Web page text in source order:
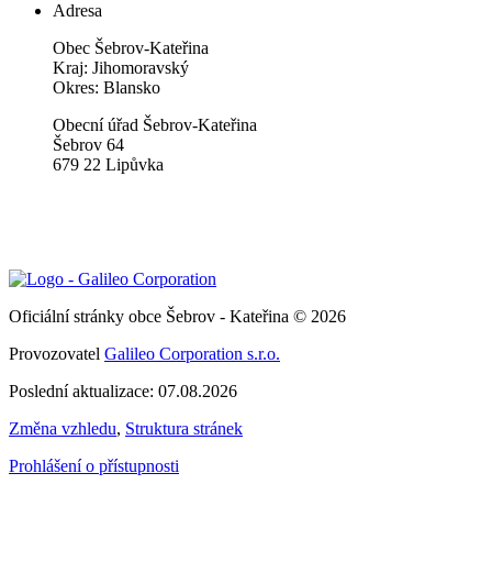
Adresa
Obec Šebrov-Kateřina
Kraj: Jihomoravský
Okres: Blansko
Obecní úřad Šebrov-Kateřina
Šebrov 64
679 22 Lipůvka
Oficiální stránky obce Šebrov - Kateřina © 2026
Provozovatel Galileo Corporation s.r.o.
Poslední aktualizace: 07.08.2026
Změna vzhledu, Struktura stránek
Prohlášení o přístupnosti